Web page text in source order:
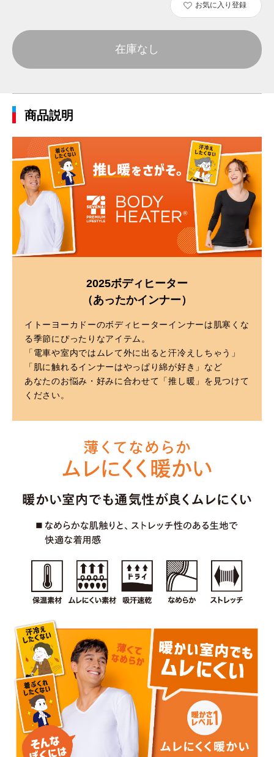
お気に入り登録
在庫なし
商品説明
2025ボディヒーター
（あったかインナー）
イトーヨーカドーのボディヒーターインナーは肌寒くな
る季節にぴったりなアイテム。
「電車や室内ではムレて外に出ると汗冷えしちゃう」
「肌に触れるインナーはやっぱり綿が好き」など
あなたのお悩み・好みに合わせて「推し暖」を見つけて
ください。